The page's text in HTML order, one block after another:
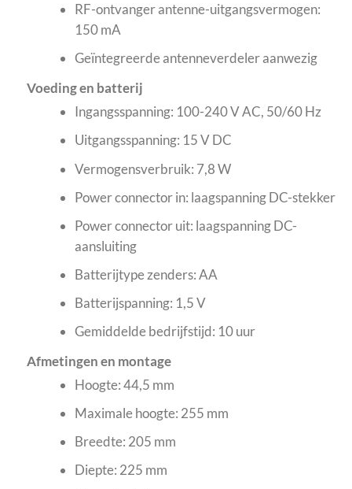
RF-ontvanger antenne-uitgangsvermogen:
150 mA
Geïntegreerde antenneverdeler aanwezig
Voeding en batterij
Ingangsspanning: 100-240 V AC, 50/60 Hz
Uitgangsspanning: 15 V DC
Vermogensverbruik: 7,8 W
Power connector in: laagspanning DC-stekker
Power connector uit: laagspanning DC-
aansluiting
Batterijtype zenders: AA
Batterijspanning: 1,5 V
Gemiddelde bedrijfstijd: 10 uur
Afmetingen en montage
Hoogte: 44,5 mm
Maximale hoogte: 255 mm
Breedte: 205 mm
Diepte: 225 mm